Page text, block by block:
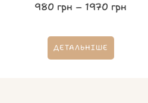
980 грн – 1970 грн
ДЕТАЛЬНІШЕ